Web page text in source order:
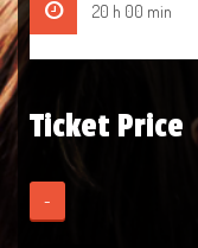
20 h 00 min
Ticket Price
-